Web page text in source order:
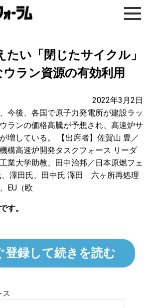
たい「閉じたサイクル」
ラン資源の有効利用
2022年3月2日
今後、各国で原子力発電所が建設ラッ
ランの価格高騰が予想され、高速炉サ
増している。 【出席者】佐賀山 豊／
構高速炉開発タスクフォース リーダ
業大学助教、田中治邦／日本原燃フェ
、澤田氏、田中氏 澤田 六ヶ所再処理
EU（欧
す。
登録して続きを読む
ス